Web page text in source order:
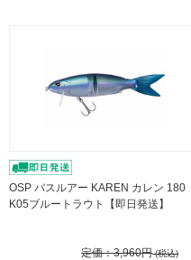
OSP バスルアー KAREN カレン 180
K05ブルートラウト【即日発送】
定価：3,960円(税込)